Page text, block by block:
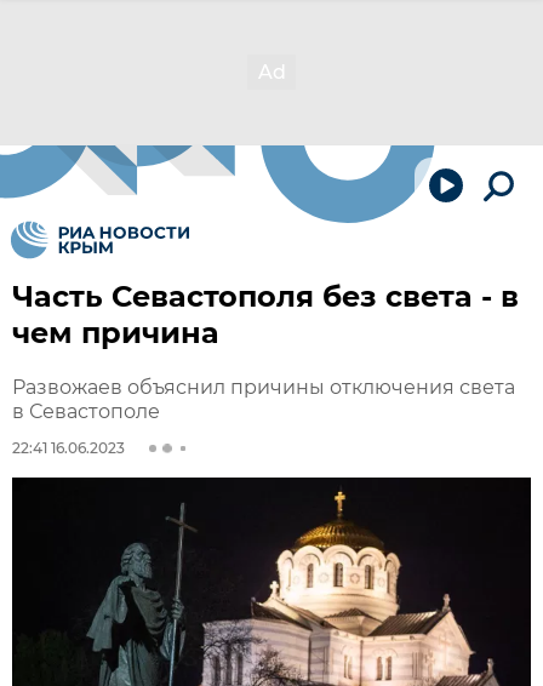
Часть Севастополя без света - в
чем причина
Развожаев объяснил причины отключения света
в Севастополе
22:41 16.06.2023